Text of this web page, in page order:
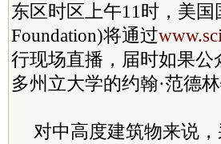
东区时区上午11时，美国
Foundation)将通过
行现场直播，届时如果
多州立大学的约翰·范德
对中高度建筑物来说